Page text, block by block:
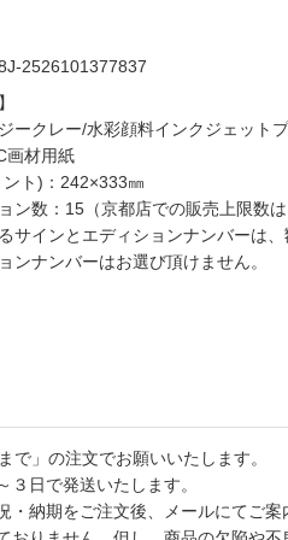
2526101377837
ークレー/水彩顔料インクジェット
画材用紙
ト)：242×333㎜
ン数：15（京都店での販売上限数は
サインとエディションナンバーは
ンナンバーはお選び頂けません。
で」の注文でお願いいたします。
日で発送いたします。
・納期をご注文後、メールにてご案